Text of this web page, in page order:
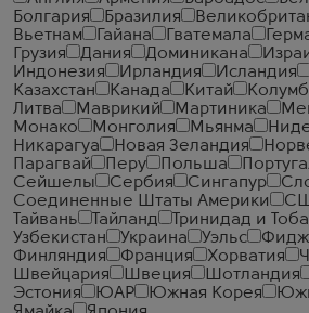
Болгария
Бразилия
Вьетнам
Гайана Гватемала
Грузия
Дания Доминикана
Индонезия
Ирландия Исландия
Казахстан
Канада Китай
Литва
Маврикий Мартиника
Монако
Монголия Мьянма
Никарагуа
Новая Зеландия
Парагвай
Перу Польша
Сейшелы
Сербия Сингапур
Соединенные Штаты Америки
Тайвань
Тайланд Тринидад и
Узбекистан
Украина Уэльс
Финляндия
Франция Хорватия
Швейцария
Швеция Шотландия
Эстония
ЮАР Южная Корея